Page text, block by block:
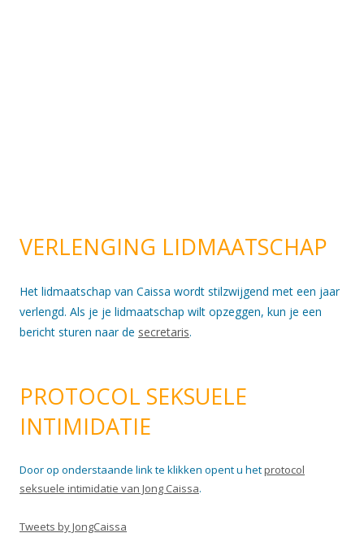
VERLENGING LIDMAATSCHAP
Het lidmaatschap van Caissa wordt stilzwijgend met een jaar
verlengd. Als je je lidmaatschap wilt opzeggen, kun je een
bericht sturen naar de secretaris.
PROTOCOL SEKSUELE
INTIMIDATIE
Door op onderstaande link te klikken opent u hetprotocol
seksuele intimidatie van Jong Caissa.
Tweets by JongCaissa